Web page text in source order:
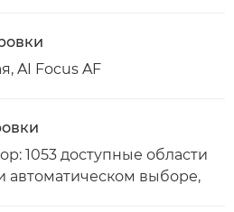
AI Focus AF
1053 доступные области
автоматическом выборе,